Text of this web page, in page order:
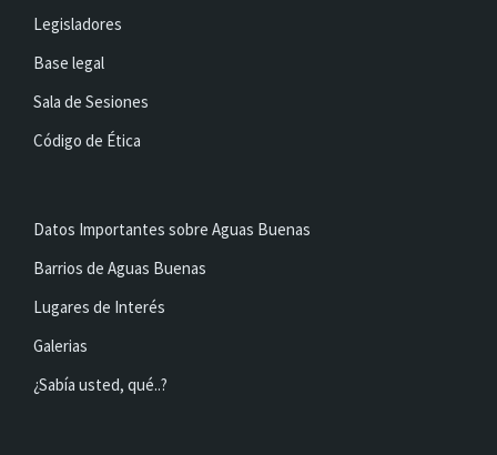
Legisladores
Base legal
Sala de Sesiones
Código de Ética
Datos Importantes sobre Aguas Buenas
Barrios de Aguas Buenas
Lugares de Interés
Galerias
¿Sabía usted, qué..?